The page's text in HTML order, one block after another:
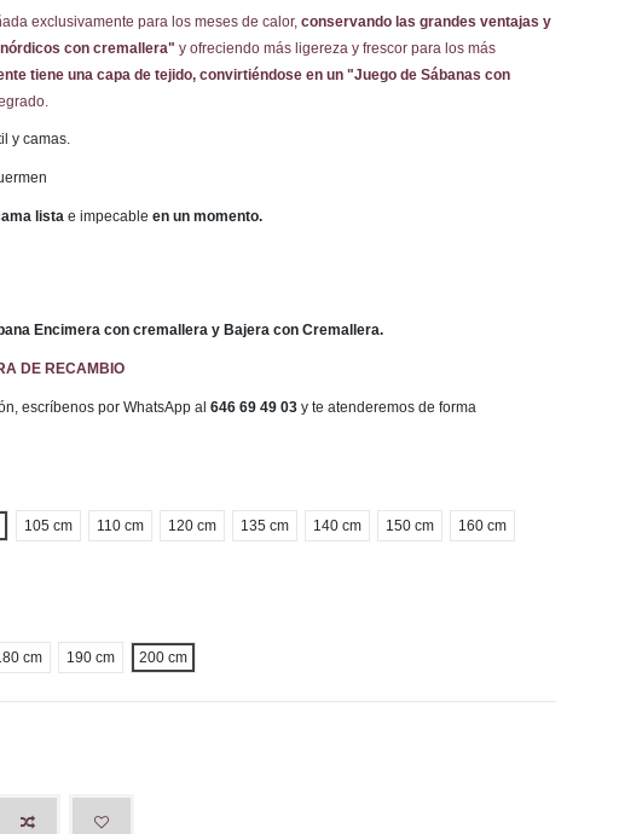
exclusivamente para los meses de calor,conservando las grandes ventajas y
con cremallera" y ofreciendo más ligereza y frescor para los más
tiene una capa de tejido, convirtiéndose en un "Juego de Sábanas con
y camas.
lista e impecableen un momento.
Encimera con cremallera y Bajera con Cremallera.
DE RECAMBIO
escríbenos por WhatsApp al646 69 49 03y te atenderemos de forma
105 cm 110 cm 120 cm 135 cm 140 cm 150 cm 160 cm
cm 190 cm 200 cm